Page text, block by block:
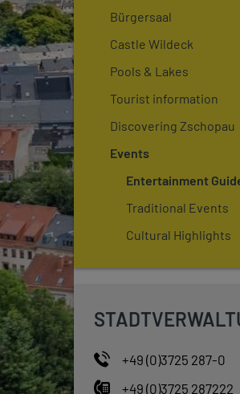
Bürgersaal
Castle Wildeck
Pools & Lakes
Tourist information
Discovering Zschopau
Events
Entertainment
Traditional Events
Cultural Highlights
+49 (0)3725 287-0
+49 (0)3725 287222